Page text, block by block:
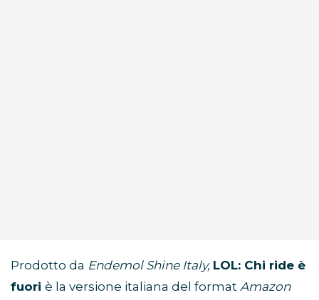
Prodotto da Endemol Shine Italy, LOL: Chi ride è
fuori è la versione italiana del format Amazon